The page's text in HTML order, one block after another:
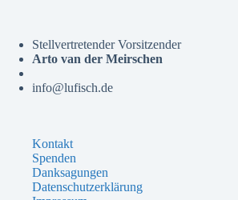
Stellvertretender Vorsitzender
Arto van der Meirschen
info@lufisch.de
Kontakt
Spenden
Danksagungen
Datenschutzerklärung